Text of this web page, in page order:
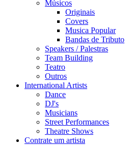
Músicos
Originais
Covers
Musica Popular
Bandas de Tributo
Speakers / Palestras
Team Building
Teatro
Outros
International Artists
Dance
DJ's
Musicians
Street Performances
Theatre Shows
Contrate um artista